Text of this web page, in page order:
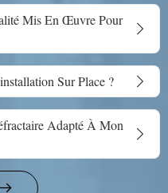
Mis En Œuvre Pour
Sur Place ?
Adapté À Mon